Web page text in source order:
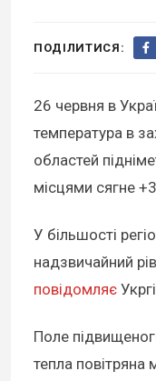
ПОДІЛИТИСЯ:
26 червня в
температура в
областей
місцями сягне
У більшості
надзвичайний
повідомляє
Поле
тепла повітряна